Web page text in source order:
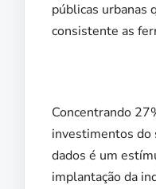
públicas urbanas
consistente as
Concentrando
investimentos do
dados é um
implantação da